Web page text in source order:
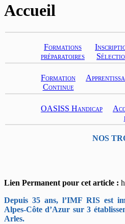
Accueil
Formations
préparatoires
Formation
Continue
OASISS Handicap
NOS
Lien Permanent pour cet article :
Depuis 35 ans, l’IMF RIS est
Alpes-Côte d’Azur sur 3
Arles.